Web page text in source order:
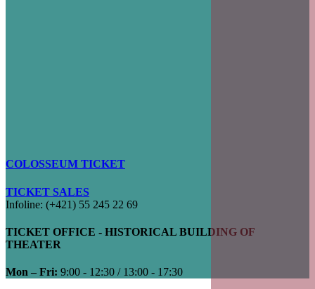
COLOSSEUM TICKET
TICKET SALES
Infoline: (+421) 55 245 22 69
TICKET OFFICE - HISTORICAL BUILDING OF
THEATER
Mon – Fri: 9:00 - 12:30 / 13:00 - 17:30